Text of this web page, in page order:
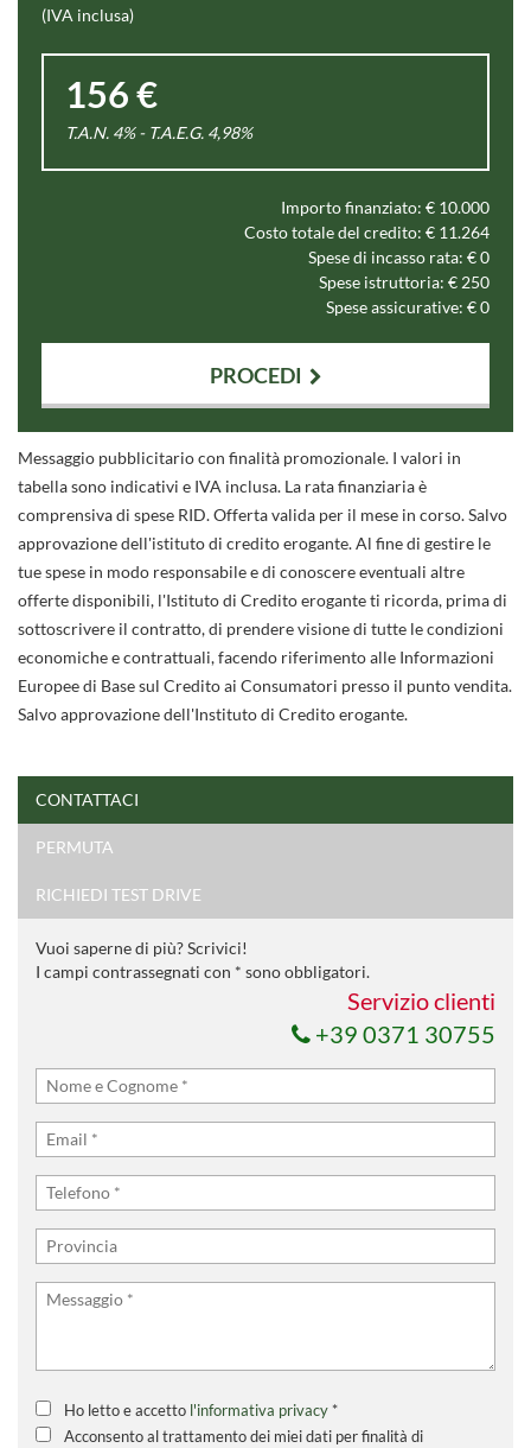
(IVA inclusa)
156 €
T.A.N. 4% - T.A.E.G. 4,98%
Importo finanziato: € 10.000
Costo totale del credito: € 11.264
Spese di incasso rata: €0
Spese istruttoria: € 250
Spese assicurative: €0
PROCEDI
Contattaci
Ho letto e accetto
marketing
Invia la tua richiesta
Messaggio pubblicitario con finalità promozionale. I valori in
tabella sono indicativi e IVA inclusa. La rata finanziaria è
comprensiva di spese RID. Offerta valida per il mese in corso. Salvo
approvazione dell'istituto di credito erogante. Al fine di gestire le
tue spese in modo responsabile e di conoscere eventuali altre
offerte disponibili, l'Istituto di Credito erogante ti ricorda, prima di
sottoscrivere il contratto, di prendere visione di tutte le condizioni
economiche e contrattuali, facendo riferimento alle Informazioni
Europee di Base sul Credito ai Consumatori presso il punto vendita.
Salvo approvazione dell'Instituto di Credito erogante.
CONTATTACI
PERMUTA
RICHIEDI TEST DRIVE
Vuoi saperne di più? Scrivici!
I campi contrassegnati con * sono obbligatori.
Servizio clienti
+39 0371 30755
Ho letto e accetto l'informativa privacy *
Acconsento al trattamento dei miei dati per finalità di